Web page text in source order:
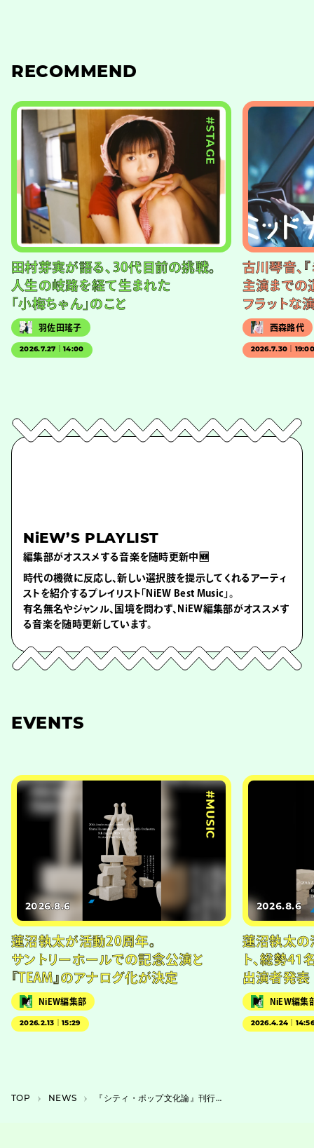
RECOMMEND
#STAGE
田村芽実が語る、30代目前の挑戦。
人生の岐路を経て生まれた
「小梅ちゃん」のこと
羽佐田瑤子
2026.7.27｜14:00
古川琴音、
主演までの
フラットな
西森路代
2026.7.30｜
NiEW’S PLAYLIST
編集部がオススメする音楽を随時更新中🆕
時代の機微に反応し、新しい選択肢を提示してくれるアーティ
ストを紹介するプレイリスト「NiEW Best Music」。
有名無名やジャンル、国境を問わず、NiEW編集部がオススメす
る音楽を随時更新しています。
EVENTS
#MUSIC
2026.8.6
蓮沼執太が活動20周年。
サントリーホールでの記念公演と
『TEAM』のアナログ化が決定
NiEW編集部
2026.2.13｜15:29
2026.8.6
蓮沼執太の
ト、総勢41
出演者発表
NiEW編集
2026.4.24｜
TOP NEWS 『シティ・ポップ文化論』刊行、柴那典や宮沢章夫らが講師を務めた連続講義を書籍化